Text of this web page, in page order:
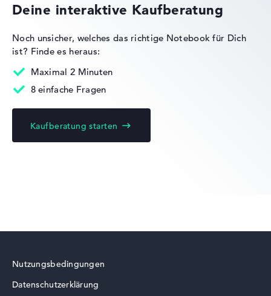
Großer 1 TB SSD Speicher
Mobilität
Sehr lange Akkulaufzeit mit 16 Stunden (Laut
Sehr schlank mit 1,59 cm Höhe
Deine interaktive Kaufberatung
Noch unsicher, welches das richtige Notebook für Dich
ist? Finde es heraus:
Maximal 2 Minuten
8 einfache Fragen
Kaufberatung starten
Nutzungsbedingungen
Datenschutzerklärung